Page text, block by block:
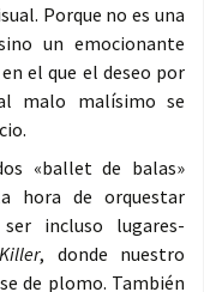
Porque no es una
un emocionante
el que el deseo por
malo malísimo se
«ballet de balas»
hora de orquestar
incluso lugares-
, donde nuestro
de plomo. También